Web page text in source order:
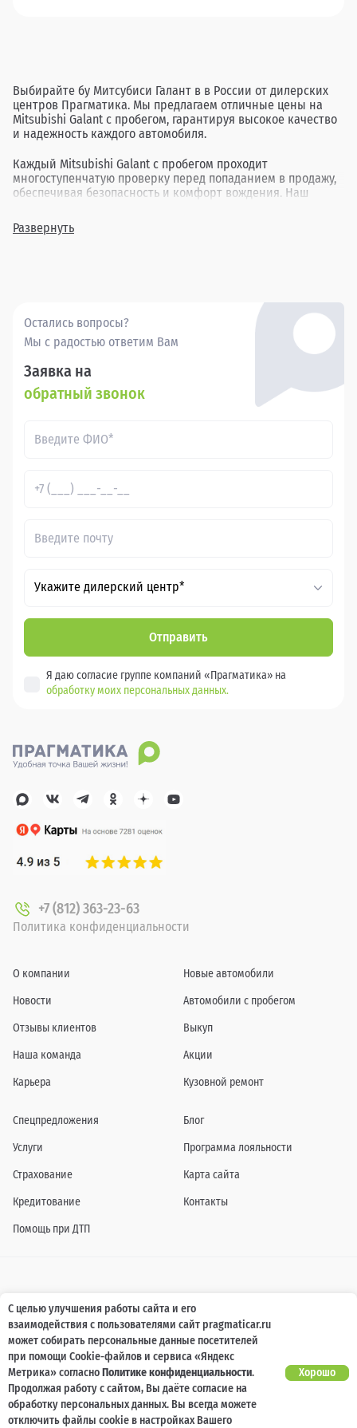
Выбирайте бу Митсубиси Галант в в России от дилерских
центров Прагматика. Мы предлагаем отличные цены на
Mitsubishi Galant с пробегом, гарантируя высокое качество
и надежность каждого автомобиля.
Каждый Mitsubishi Galant с пробегом проходит
многоступенчатую проверку перед попаданием в продажу,
обеспечивая безопасность и комфорт вождения. Наш
года выпуска, позволяя найти идеальный вариант для
каждого клиента.
Развернуть
Остались вопросы?
Мы с радостью ответим Вам
Заявка на
обратный звонок
Укажите дилерский центр*
Отправить
Я даю согласие группе компаний «Прагматика» на
обработку моих персональных данных.
+7 (812) 363-23-63
Политика конфиденциальности
О компании
Новости
Отзывы клиентов
Наша команда
Карьера
Новые автомобили
Автомобили с пробегом
Выкуп
Акции
Кузовной ремонт
Спецпредложения
Услуги
Страхование
Кредитование
Помощь при ДТП
Блог
Программа лояльности
Карта сайта
Контакты
Информация о технических характеристиках, составе комплектаций, цветовой
гамме и стоимости автомобилей, а также действующих акциях, сроках и условиях
их проведения, указанных на сайте www.pragmaticar.ru, носит информационный
характер и ни при каких условиях не является публичной офертой,
определяемой положениями пунктом 2 статьи 437 Гражданского кодекса
Российской Федерации. Для получения подробной информации обращайтесь к
специалистам нашей компании.
© ПРАГМАТИКА, 2026
С целью улучшения работы сайта и его
взаимодействия с пользователями сайт pragmaticar.ru
может собирать персональные данные посетителей
при помощи Cookie-файлов и сервиса «Яндекс
Метрика» согласноПолитике конфиденциальности.
Продолжая работу с сайтом, Вы даёте согласие на
обработку персональных данных. Вы всегда можете
отключить файлы cookie в настройках Вашего
Хорошо